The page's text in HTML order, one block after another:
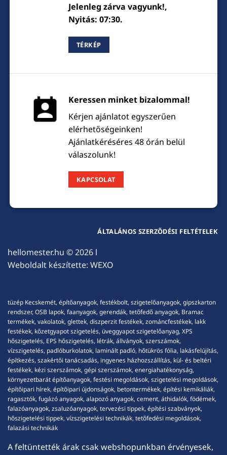
Jelenleg zárva vagyunk!,
Nyitás: 07:30.
TÉRKÉP
Keressen minket bizalommal!
Kérjen ajánlatot egyszerűen
elérhetőségeinken!
Ajánlatkéréséres 48 órán belül
válaszolunk!
KAPCSOLAT
hellomester.hu © 2026 l
Weboldalt készítette: WEXO
ÁLTALÁNOS SZERZŐDÉSI FELTÉTELEK
tüzép Kecskemét, építőanyagok, festékbolt, szigetelőanyagok, gipszkarton
rendszer, OSB lapok, faanyagok, gerendák, tetőfedő anyagok, Bramac
termékek, vakolatok, glettek, diszperzit festékek, zománcfestékek, lakk
festékek, kőzetgyapot szigetelés, üveggyapot szigetelőanyag, XPS
hőszigetelés, EPS hőszigetelés, létrák, állványok, szerszámok,
vízszigetelés, padlóburkolatok, laminált padló, hőtükrös fólia, lakásfelújítás,
építkezés, szakértői tanácsadás, ingyenes házhozszállítás, kül- és beltéri
festékek, kézi szerszámok, gépi szerszámok, energiahatékonyság,
környezetbarát építőanyagok, festési megoldások, szigetelési megoldások,
építőipari hírek, építőipari újdonságok, betontermékek, építési kemikáliák,
ragasztók, fugázó anyagok, alapozó anyagok, cement, áthidalók, födémek,
falazóanyagok, zsaluzóanyagok, tervezési tippek, építési szabványok,
hőszigetelési tippek, vízszigetelési technikák, tetőfedési megoldások,
falazási technikák
A feltüntették árak csak webshopunkban érvényesek,